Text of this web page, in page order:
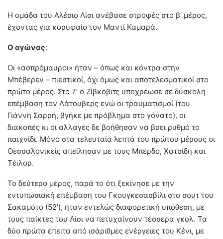
Η ομάδα του Αλέσιο Λίσι ανέβασε στροφές στο β’ μέρος,
έχοντας για κορυφαίο τον Μαντί Καμαρά.
Ο αγώνας:
Οι «ασπρόμαυροι» ήταν – όπως και κόντρα στην
Μπέβερεν – πιεστικοί, όχι όμως και αποτελεσματικοί στο
πρώτο μέρος. Στο 7’ ο Ζίβκοβιτς υποχρέωσε σε δύσκολη
επέμβαση τον Λάτουβερς ενώ οι τραυματισμοί (του
Γιάννη Σαρρή, βγήκε με πρόβλημα στο γόνατο), οι
διακοπές κι οι αλλαγές δε βοήθησαν να βρει ρυθμό το
παιχνίδι. Μόνο στα τελευταία λεπτά του πρώτου μέρους οι
Θεσσαλονικείς απείλησαν με τους Μπέρδο, Χατσίδη και
Τέιλορ.
Το δεύτερο μέρος, παρά το ότι ξεκίνησε με την
εντυπωσιακή επέμβαση του Γκουγκεσασβίλι στο σουτ του
Σακαμότο (52’), ήταν εντελώς διαφορετική υπόθεση, με
τους παίκτες του Λίσι να πετυχαίνουν τέσσερα γκολ. Τα
δύο πρώτα έπειτα από ισάριθμες ενέργειες του Κένι, με